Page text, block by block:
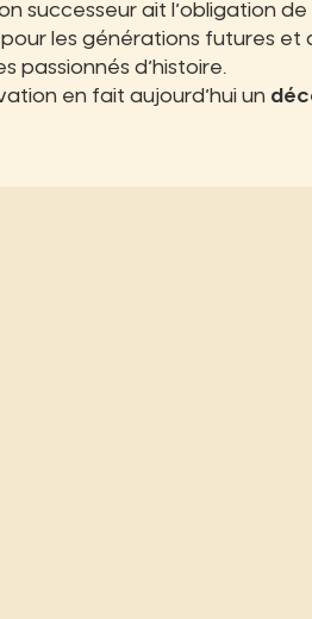
successeur ait l’obligation
les générations futures et
passionnés d’histoire.
en fait aujourd’hui un